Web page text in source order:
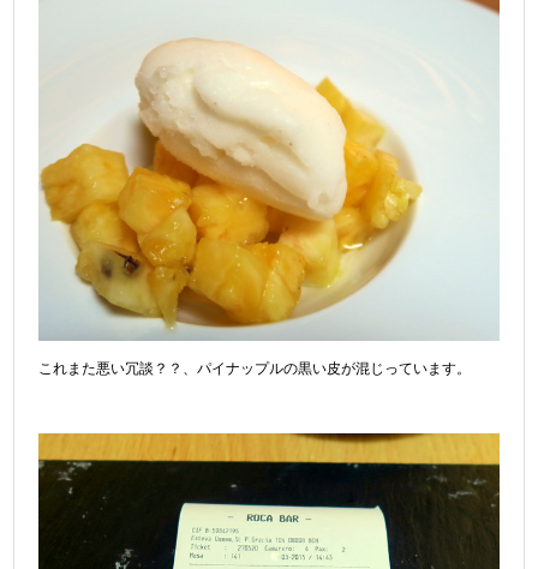
これまた悪い冗談？？、パイナップルの黒い皮が混じっています。